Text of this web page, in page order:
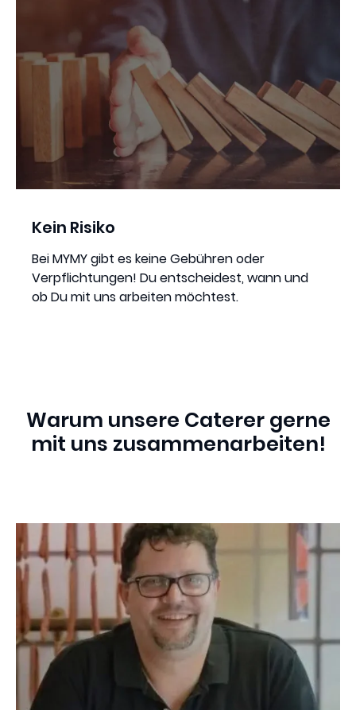
Kein Risiko
Bei MYMY gibt es keine Gebühren oder
Verpflichtungen! Du entscheidest, wann und
ob Du mit uns arbeiten möchtest.
Warum unsere Caterer gerne
mit uns zusammenarbeiten!